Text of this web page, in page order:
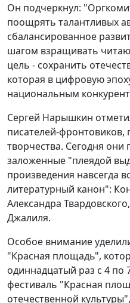
Он подчеркнул:
поощрять талантливых
сбалансированное
шагом взращивать
цель - сохранить
которая в цифровую
национальным
Сергей Нарышкин
писателей-фронтовиков,
творчества. Сегодня
заложенные "плеядой
произведения навсегда
литературный канон":
Александра
Джалиля.
Особое внимание
"Красная площадь",
одиннадцатый раз с 4
фестиваль "Красная
отечественной